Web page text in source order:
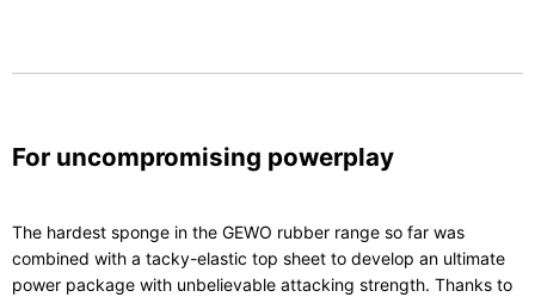
For uncompromising powerplay
The hardest sponge in the GEWO rubber range so far was
combined with a tacky-elastic top sheet to develop an ultimate
power package with unbelievable attacking strength. Thanks to